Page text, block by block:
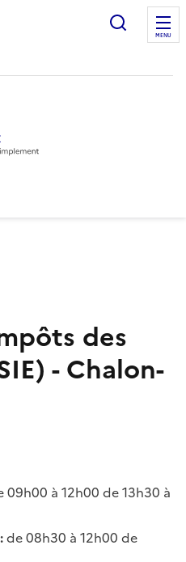
Ouvrir
MENU
des
- Chalon-
09h00 à 12h00 de 13h30 à
de 08h30 à 12h00 de